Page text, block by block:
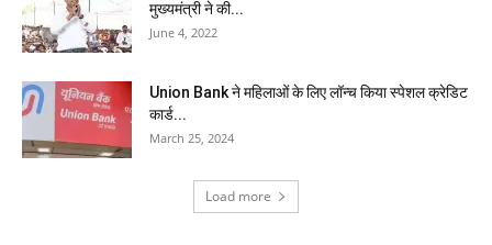
मुख्यमंत्री ने की...
June 4, 2022
Union Bank ने महिलाओं के लिए लॉन्च किया स्पेशल क्रेडिट
कार्ड...
March 25, 2024
Load more